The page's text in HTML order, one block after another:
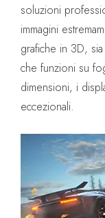
soluzioni
immagini
grafiche in 3D,
che funzioni su
dimensioni, i
eccezionali.